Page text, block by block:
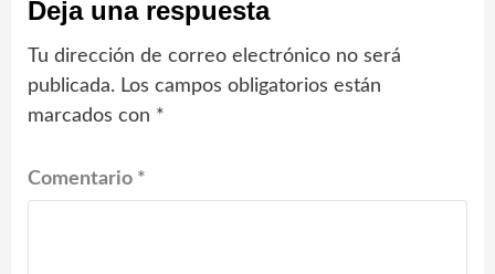
Deja una respuesta
Tu dirección de correo electrónico no será
publicada. Los campos obligatorios están
marcados con *
Comentario *